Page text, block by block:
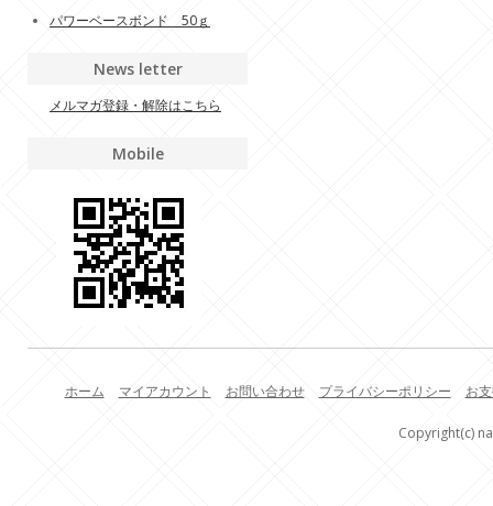
パワーベースボンド 50ｇ
News letter
メルマガ登録・解除はこちら
Mobile
ホーム マイアカウント お問い合わせ プライバシーポリシー お
Copyright(c)